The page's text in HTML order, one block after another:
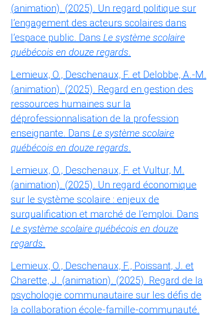
(animation). (2025). Un regard politique sur
l’engagement des acteurs scolaires dans
l’espace public. Dans Le système scolaire
québécois en douze regards.
Lemieux, O., Deschenaux, F. et Delobbe, A.-M.
(animation). (2025). Regard en gestion des
ressources humaines sur la
déprofessionnalisation de la profession
enseignante. Dans Le système scolaire
québécois en douze regards.
Lemieux, O., Deschenaux, F. et Vultur, M.
(animation). (2025). Un regard économique
sur le système scolaire : enjeux de
surqualification et marché de l’emploi. Dans
Le système scolaire québécois en douze
regards.
Lemieux, O., Deschenaux, F., Poissant, J. et
Charette, J. (animation). (2025). Regard de la
psychologie communautaire sur les défis de
la collaboration école-famille-communauté.